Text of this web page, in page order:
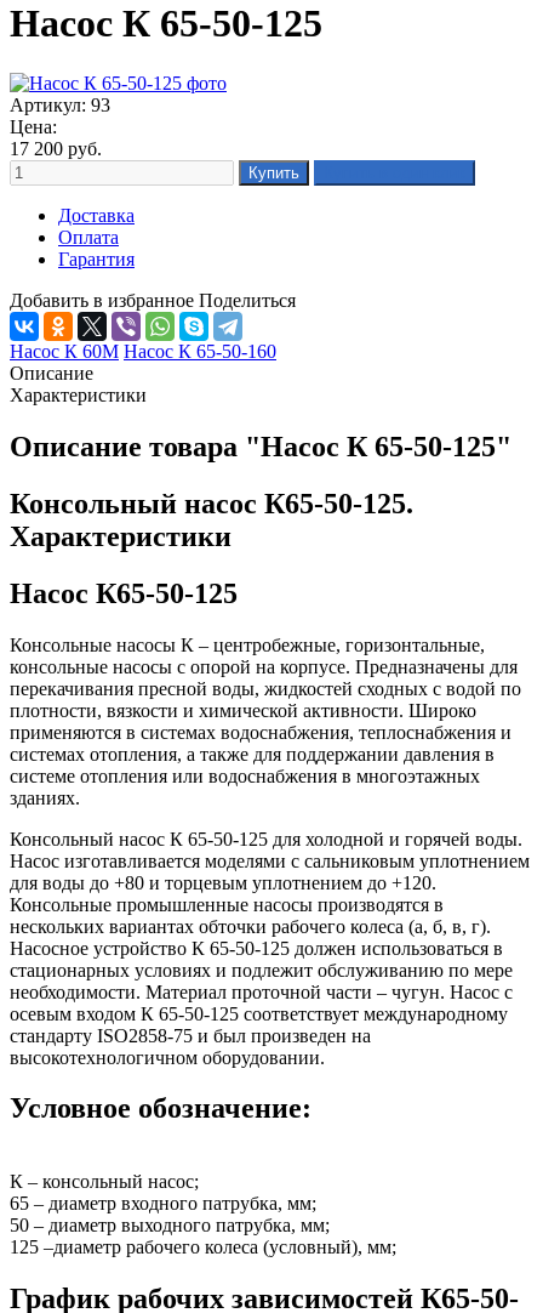
Насос К 65-50-125
Артикул: 93
Цена:
17 200 руб.
Доставка
Оплата
Гарантия
Добавить в избранное Поделиться
Насос К 60М Насос К 65-50-160
Описание
Характеристики
Описание товара "Насос К 65-50-125"
Консольный насос К65-50-125.
Характеристики
Насос К65-50-125
Консольные насосы К – центробежные, горизонтальные,
консольные насосы с опорой на корпусе. Предназначены для
перекачивания пресной воды, жидкостей сходных с водой по
плотности, вязкости и химической активности. Широко
применяются в системах водоснабжения, теплоснабжения и
системах отопления, а также для поддержании давления в
системе отопления или водоснабжения в многоэтажных
зданиях.
Консольный насос К 65-50-125 для холодной и горячей воды.
Насос изготавливается моделями с сальниковым уплотнением
для воды до +80 и торцевым уплотнением до +120.
Консольные промышленные насосы производятся в
нескольких вариантах обточки рабочего колеса (а, б, в, г).
Насосное устройство К 65-50-125 должен использоваться в
стационарных условиях и подлежит обслуживанию по мере
необходимости. Материал проточной части – чугун. Насос с
осевым входом К 65-50-125 соответствует международному
стандарту ISO2858-75 и был произведен на
высокотехнологичном оборудовании.
Условное обозначение:
К – консольный насос;
65 – диаметр входного патрубка, мм;
50 – диаметр выходного патрубка, мм;
125 –диаметр рабочего колеса (условный), мм;
График рабочих зависимостей К65-50-